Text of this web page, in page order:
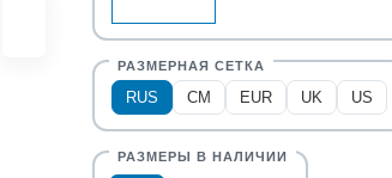
RUS CM EUR UK US